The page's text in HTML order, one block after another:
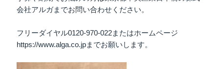
会社アルガまでお問い合わせください。
フリーダイヤル0120-970-022またはホームページ
https://www.alga.co.jpまでお願いします。